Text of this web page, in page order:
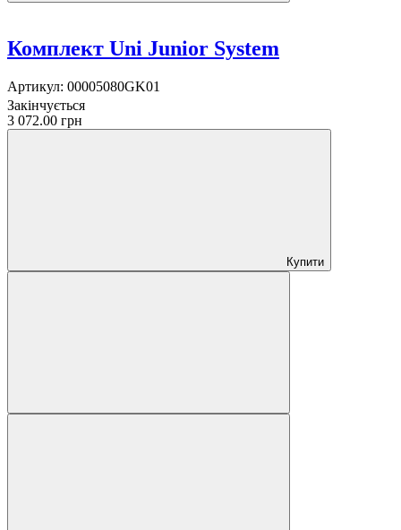
Комплект Uni Junior System
Артикул: 00005080GK01
Закінчується
3 072.00 грн
Купити